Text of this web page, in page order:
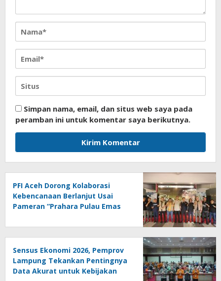
Simpan nama, email, dan situs web saya pada
peramban ini untuk komentar saya berikutnya.
PFI Aceh Dorong Kolaborasi
Kebencanaan Berlanjut Usai
Pameran “Prahara Pulau Emas
Sensus Ekonomi 2026, Pemprov
Lampung Tekankan Pentingnya
Data Akurat untuk Kebijakan